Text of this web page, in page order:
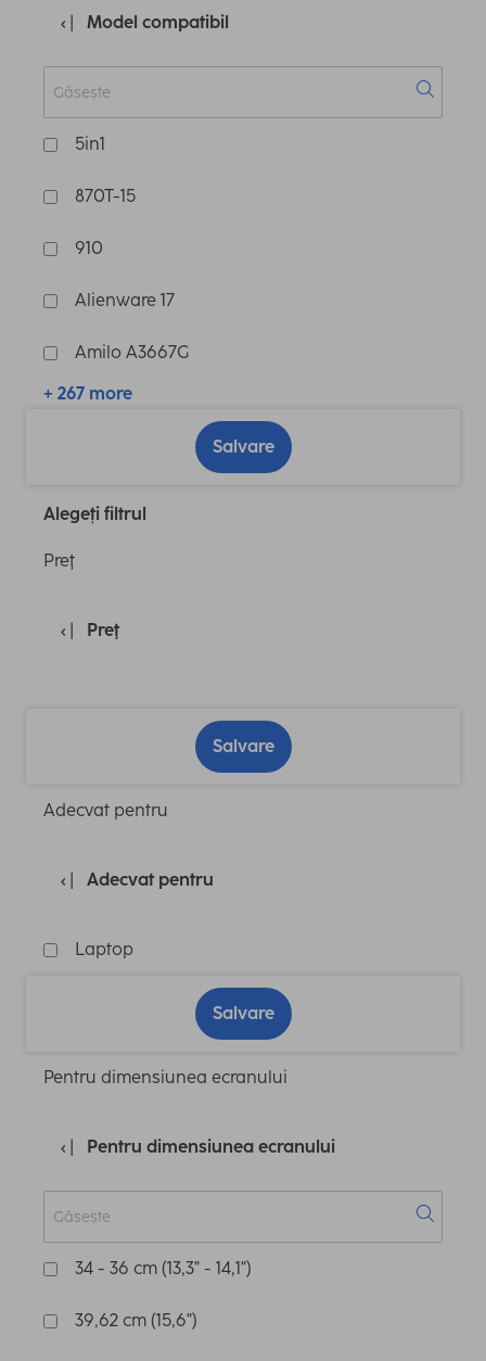
Model compatibil
5in1
870T-15
910
Alienware 17
Amilo A3667G
+ 267 more
Salvare
Alegeți filtrul
Preţ
Preţ
Salvare
Adecvat pentru
Adecvat pentru
Laptop
Salvare
Pentru dimensiunea ecranului
Pentru dimensiunea ecranului
34 - 36 cm (13,3" - 14,1")
39,62 cm (15,6")